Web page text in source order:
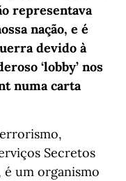
representava
nação, e é
devido à
‘lobby’ nos
numa carta
Secretos
é um organismo